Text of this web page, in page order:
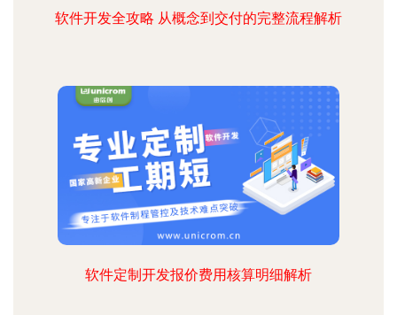
软件开发全攻略 从概念到交付的完整流程解析
软件定制开发报价费用核算明细解析